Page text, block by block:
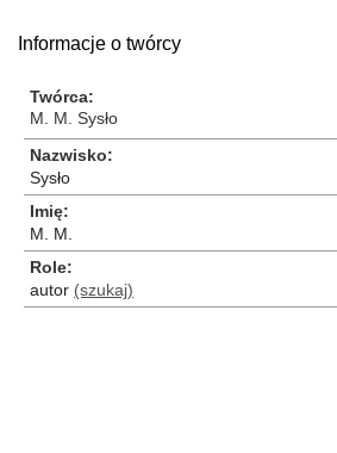
Informacje o twórcy
Twórca
M. M. Sysło
Nazwisko
Sysło
Imię
M. M.
Role
autor (szukaj)